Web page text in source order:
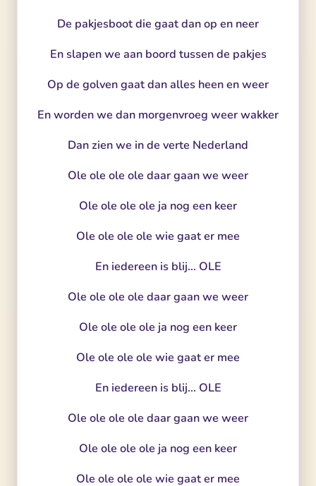
De pakjesboot die gaat dan op en neer
En slapen we aan boord tussen de pakjes
Op de golven gaat dan alles heen en weer
En worden we dan morgenvroeg weer wakker
Dan zien we in de verte Nederland
Ole ole ole ole daar gaan we weer
Ole ole ole ole ja nog een keer
Ole ole ole ole wie gaat er mee
En iedereen is blij... OLE
Ole ole ole ole daar gaan we weer
Ole ole ole ole ja nog een keer
Ole ole ole ole wie gaat er mee
En iedereen is blij... OLE
Ole ole ole ole daar gaan we weer
Ole ole ole ole ja nog een keer
Ole ole ole ole wie gaat er mee